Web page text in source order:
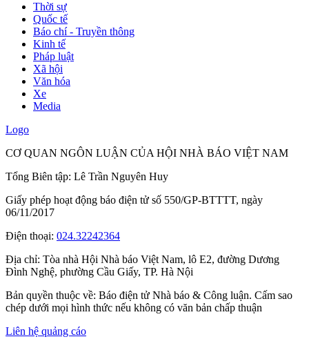
Thời sự
Quốc tế
Báo chí - Truyền thông
Kinh tế
Pháp luật
Xã hội
Văn hóa
Xe
Media
Logo
CƠ QUAN NGÔN LUẬN CỦA HỘI NHÀ BÁO VIỆT NAM
Tổng Biên tập: Lê Trần Nguyên Huy
Giấy phép hoạt động báo điện tử số 550/GP-BTTTT, ngày
06/11/2017
Điện thoại: 024.32242364
Địa chỉ: Tòa nhà Hội Nhà báo Việt Nam, lô E2, đường Dương
Đình Nghệ, phường Cầu Giấy, TP. Hà Nội
Bản quyền thuộc về: Báo điện tử Nhà báo & Công luận. Cấm sao
chép dưới mọi hình thức nếu không có văn bản chấp thuận
Liên hệ quảng cáo